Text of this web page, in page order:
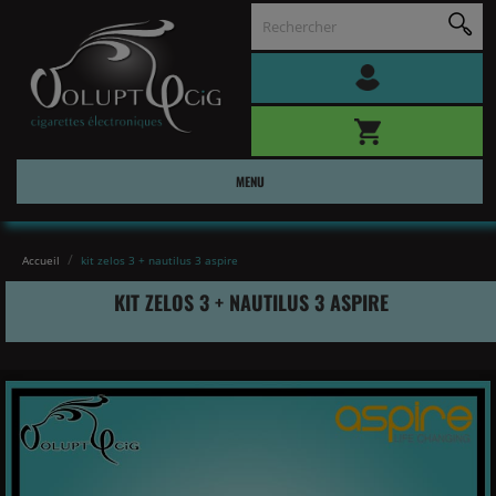
MENU
Accueil kit zelos 3 + nautilus 3 aspire
KIT ZELOS 3 + NAUTILUS 3 ASPIRE